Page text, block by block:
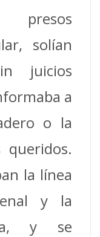
presos
solían
juicios
a
o la
la línea
y la
y se